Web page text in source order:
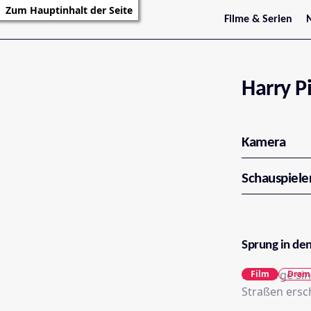
Zum Hauptinhalt der Seite
Filme & Serien
Trailer
Serienarchiv
Harry
Kamera
Sprung in
Die Berge
Straßen
Film